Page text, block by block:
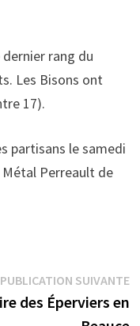
rang du
Les Bisons ont
17).
partisans le samedi
Métal Perreault de
:
PUBLICATION SUIVANTE
des Éperviers en